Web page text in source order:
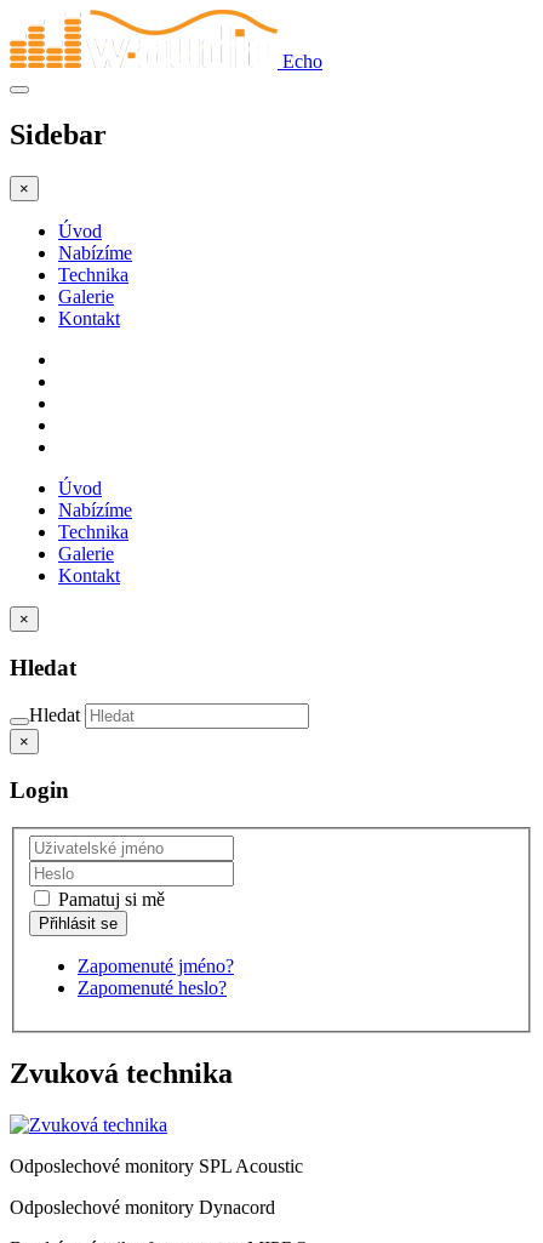
Echo
Sidebar
×
Úvod
Nabízíme
Technika
Galerie
Kontakt
Úvod
Nabízíme
Technika
Galerie
Kontakt
×
Hledat
Hledat
×
Login
Pamatuj si mě
Zapomenuté jméno?
Zapomenuté heslo?
Zvuková technika
Odposlechové monitory SPL Acoustic
Odposlechové monitory Dynacord